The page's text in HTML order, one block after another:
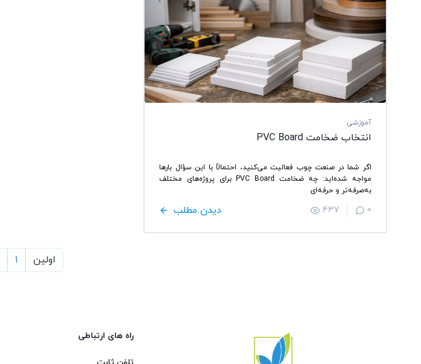
آموزشی
انتخاب ضخامت PVC Board
اگر شما در صنعت چوب فعالیت می‌کنید، احتمالاً با این سؤال بارها
مواجه شده‌اید: چه ضخامت PVC Board برای پروژه‌های مختلف
به‌صرفه‌تر و حرفه‌ای
دیدن مطلب 437 0
اولین 1
راه های ارتباطی